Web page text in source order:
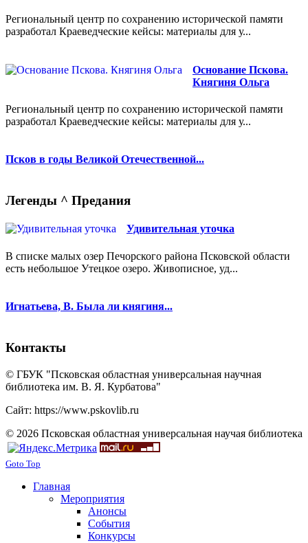
Региональный центр по сохранению исторической памяти
разработал Краеведческие кейсы: материалы для у...
Основание Пскова.
Княгиня Ольга
Региональный центр по сохранению исторической памяти
разработал Краеведческие кейсы: материалы для у...
Псков в годы Великой Отечественной...
Легенды ^ Предания
Удивительная уточка
В списке малых озер Печорского района Псковской области
есть небольшое Утецкое озеро. Живописное, уд...
Игнатьева, В. Была ли княгиня...
Контакты
© ГБУК "Псковская областная универсальная научная
библиотека им. В. Я. Курбатова"
Сайт: https://www.pskovlib.ru
© 2026 Псковская областная универсальная научая библиотека
Goto Top
Главная
Мероприятия
Анонсы
События
Конкурсы